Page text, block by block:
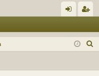
og
si
ej
tru